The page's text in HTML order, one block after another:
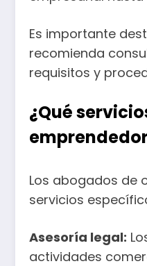
Es importante
recomienda
requisitos y
¿Qué
Los abogados de
servicios
Asesoría legal:
actividades